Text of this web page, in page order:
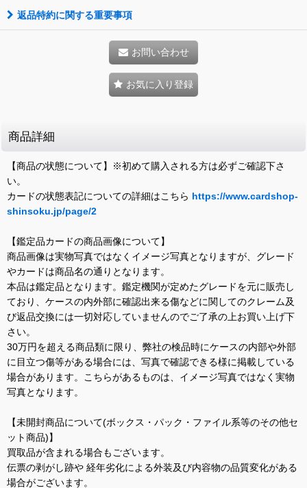
返品特約に関する重要事項
お問い合わせ
お気に入り登録
商品詳細
【商品の状態について】※初めて購入される方は必ずご確認下さ
い。
カードの状態表記についての詳細はこちら https://www.cardshop-
shinsoku.jp/page/2
【鑑定品カードの商品画像について】
商品画像は実物写真ではなくイメージ写真となりますが、グレード
やカードは商品名の通りとなります。
本品は鑑定品となります。鑑定機関が定めたグレードを元に販売し
ており、ケースの内外部に確認出来る傷などに関してのクレーム及
び返品交換には一切対応していませんのでご了承の上お買い上げ下
さい。
30万円を超える商品類に限り、弊社の検品時にケースの内部や外部
に目立つ傷等がある場合には、写真で確認できる様に掲載している
場合があります。こちらがあるものは、イメージ写真ではなく実物
写真となります。
【未開封商品について(ボックス・パック・ファイル系等のその他セ
ット商品)】
買取品が含まれる場合もございます。
伝票の剥がし跡や 経年劣化による外装及び内容物の品質変化がある
場合がございます。